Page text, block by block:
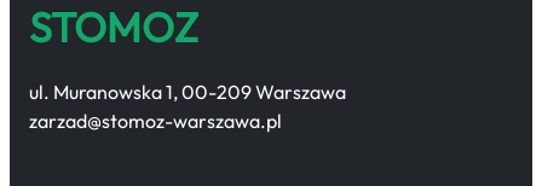
STOMOZ
ul. Muranowska 1, 00-209 Warszawa
zarzad@stomoz-warszawa.pl